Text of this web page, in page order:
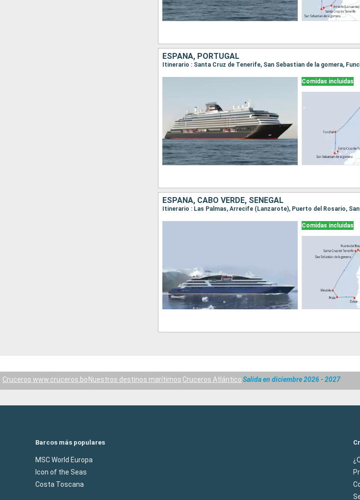
ESPAÑA, PORTUGAL
Itinerario : Santa Cruz de Tenerife, San Sebastian de la gomera,
Comidas incluidas
ESPAÑA, CABO VERDE, SENEGAL
Comidas incluidas
Cruceros www.cruceros.bo Nuestros destinos marítimos Cruceros AtlánticoSalida en diciembre 2026 - 2027
Barcos más populares
MSC World Europa
Icon of the Seas
Costa Toscana